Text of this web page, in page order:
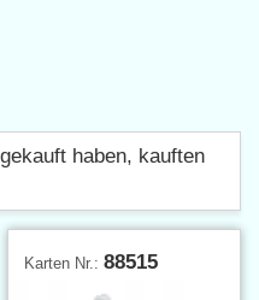
haben, kauften
Karten Nr.: 88515